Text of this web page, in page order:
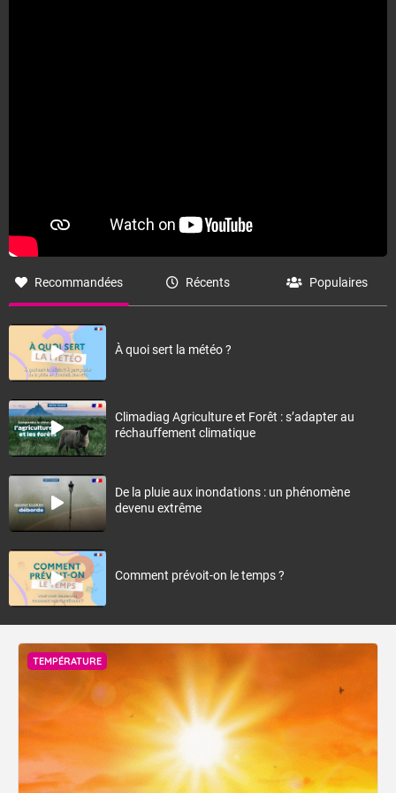
Recommandées Récents Populaires
À quoi sert la météo ?
Climadiag Agriculture et Forêt : s’adapter au
réchauffement climatique
De la pluie aux inondations : un phénomène
devenu extrême
Comment prévoit-on le temps ?
TEMPÉRATURE